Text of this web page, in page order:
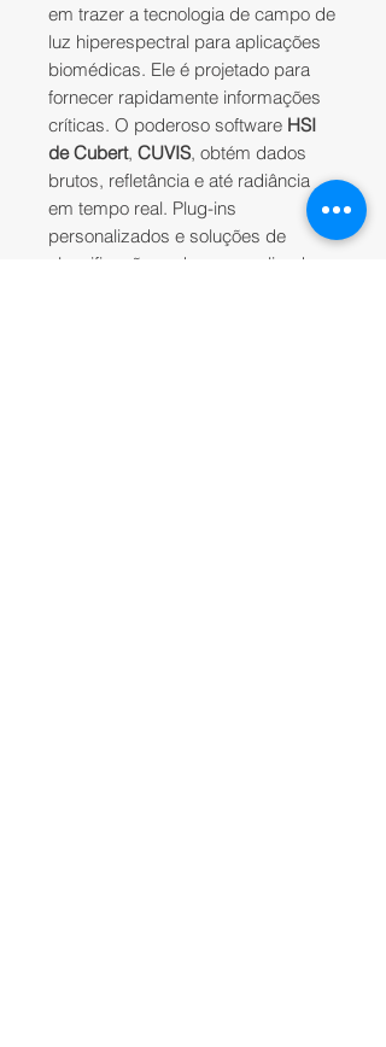
em trazer a tecnologia de campo de
luz hiperespectral para aplicações
biomédicas. Ele é projetado para
fornecer rapidamente informações
críticas. O poderoso software HSI
de Cubert, CUVIS, obtém dados
brutos, refletância e até radiância
em tempo real. Plug-ins
personalizados e soluções de
classificação podem ser aplicados